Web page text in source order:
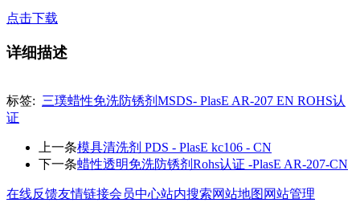
点击下载
详细描述
标签: 三璞蜡性免洗防锈剂MSDS- PlasE AR-207 EN ROHS认
证
上一条模具清洗剂 PDS - PlasE kc106 - CN
下一条蜡性透明免洗防锈剂Rohs认证 -PlasE AR-207-CN
在线反馈友情链接会员中心站内搜索网站地图 网站管理